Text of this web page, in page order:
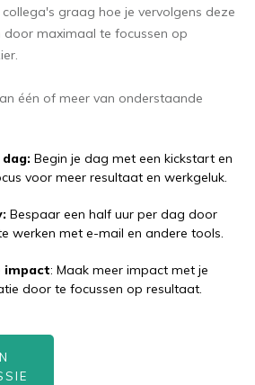
graag hoe je vervolgens deze
maximaal te focussen op
één of meer van onderstaande
Begin je dag met een kickstart en
voor meer resultaat en werkgeluk.
Bespaar een half uur per dag door
werken met e-mail en andere tools.
impact: Maak meer impact met je
door te focussen op resultaat.